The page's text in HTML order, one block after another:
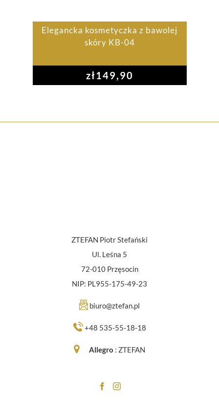
Elegancka kosmetyczka z bawolej
skóry KB-04
zł149,90
ZTEFAN Piotr Stefański
Ul. Leśna 5
72-010 Przęsocin
NIP: PL955-175-49-23
biuro@ztefan.pl
+48 535-55-18-18
Allegro : ZTEFAN